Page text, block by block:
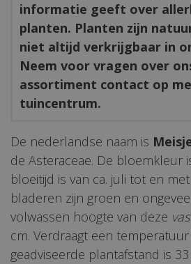
informatie geeft over
planten. Planten zijn
niet altijd verkrijgbaar in
Neem voor vragen over
assortiment contact op
tuincentrum.
De nederlandse naam is
de Asteraceae. De bloemkleur
bloeitijd is van ca. juli tot en
bladeren zijn groen en
volwassen hoogte van deze
cm. Verdraagt een temperatuur
geadviseerde plantafstand is